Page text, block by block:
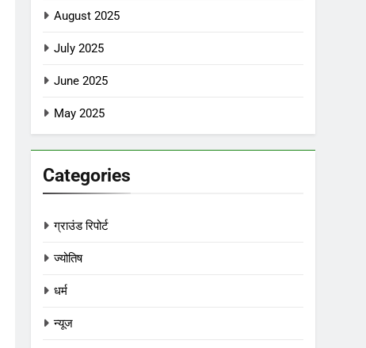
August 2025
July 2025
June 2025
May 2025
Categories
ग्राउंड रिपोर्ट
ज्योतिष
धर्म
न्यूज